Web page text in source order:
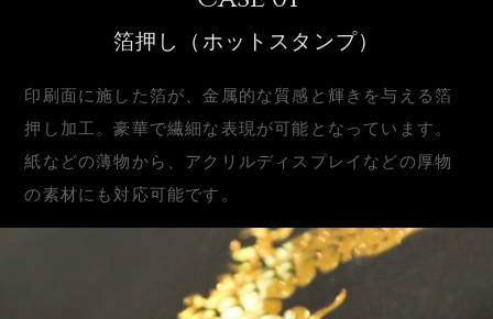
箔押し（ホットスタンプ）
印刷面に施した箔が、金属的な質感と輝きを与える箔
押し加工。豪華で繊細な表現が可能となっています。
紙などの薄物から、アクリルディスプレイなどの厚物
の素材にも対応可能です。